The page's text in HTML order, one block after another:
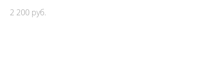
2 200 pуб.